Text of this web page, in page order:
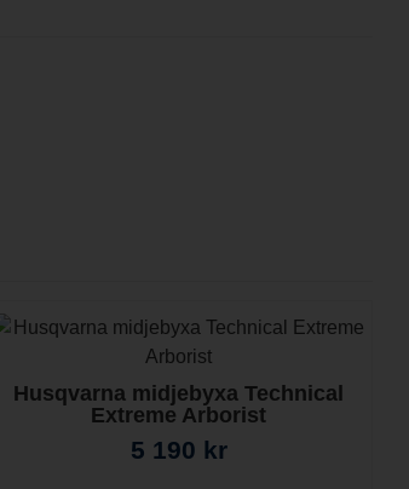
Husqvarna midjebyxa Technical
Extreme Arborist
5 190 kr